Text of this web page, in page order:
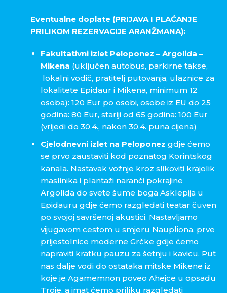
Eventualne doplate (PRIJAVA I PLAĆANJE
PRILIKOM REZERVACIJE ARANŽMANA):
Fakultativni izlet Peloponez – Argolida –
Mikena (uključen autobus, parkirne takse,
lokalni vodič, pratitelj putovanja, ulaznice za
lokalitete Epidaur i Mikena, minimum 12
osoba): 120 Eur po osobi, osobe iz EU do 25
godina: 80 Eur, stariji od 65 godina: 100 Eur
(vrijedi do 30.4., nakon 30.4. puna cijena)
Cjelodnevni izlet na Peloponez gdje ćemo
se prvo zaustaviti kod poznatog Korintskog
kanala. Nastavak vožnje kroz slikoviti krajolik
maslinika i plantaži naranči pokrajine
Argolida do svete šume boga Asklepija u
Epidauru gdje ćemo razgledati teatar čuven
po svojoj savršenoj akustici. Nastavljamo
vijugavom cestom u smjeru Naupliona, prve
prijestolnice moderne Grčke gdje ćemo
napraviti kratku pauzu za šetnju i kavicu. Put
nas dalje vodi do ostataka mitske Mikene iz
koje je Agamemnon poveo Ahejce u opsadu
Troje, a imat ćemo priliku razgledati